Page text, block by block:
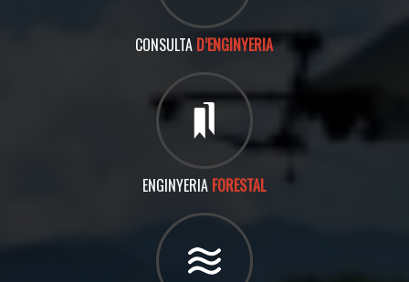
CONSULTA D’ENGINYERIA
ENGINYERIA FORESTAL